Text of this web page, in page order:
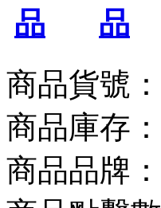
商品貨號
商品庫存：
商品品牌：